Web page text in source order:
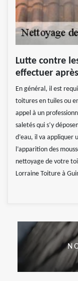
Lutte contre
effectuer
En général, il est
toitures en tuiles ou
appel à un
saletés qui s’y
d’eau, il va appliquer
l’apparition des
nettoyage de votre
Lorraine Toiture à